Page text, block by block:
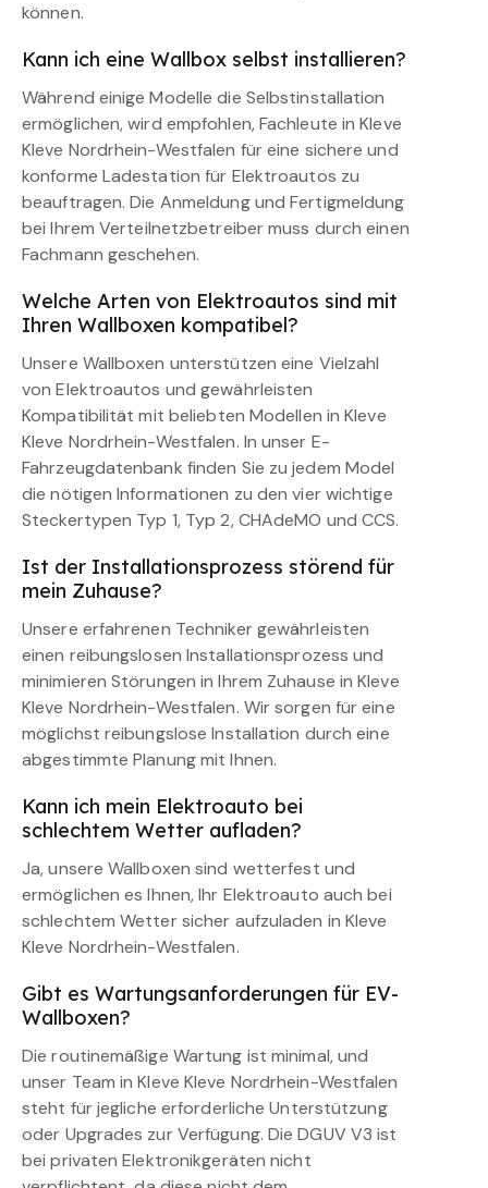
können.
Kann ich eine Wallbox selbst installieren?
Während einige Modelle die Selbstinstallation
ermöglichen, wird empfohlen, Fachleute in Kleve
Kleve Nordrhein-Westfalen für eine sichere und
konforme Ladestation für Elektroautos zu
beauftragen. Die Anmeldung und Fertigmeldung
bei Ihrem Verteilnetzbetreiber muss durch einen
Fachmann geschehen.
Welche Arten von Elektroautos sind mit
Ihren Wallboxen kompatibel?
Unsere Wallboxen unterstützen eine Vielzahl
von Elektroautos und gewährleisten
Kompatibilität mit beliebten Modellen in Kleve
Kleve Nordrhein-Westfalen. In unser E-
Fahrzeugdatenbank finden Sie zu jedem Model
die nötigen Informationen zu den vier wichtige
Steckertypen Typ 1, Typ 2, CHAdeMO und CCS.
Ist der Installationsprozess störend für
mein Zuhause?
Unsere erfahrenen Techniker gewährleisten
einen reibungslosen Installationsprozess und
minimieren Störungen in Ihrem Zuhause in Kleve
Kleve Nordrhein-Westfalen. Wir sorgen für eine
möglichst reibungslose Installation durch eine
abgestimmte Planung mit Ihnen.
Kann ich mein Elektroauto bei
schlechtem Wetter aufladen?
Ja, unsere Wallboxen sind wetterfest und
ermöglichen es Ihnen, Ihr Elektroauto auch bei
schlechtem Wetter sicher aufzuladen in Kleve
Kleve Nordrhein-Westfalen.
Gibt es Wartungsanforderungen für EV-
Wallboxen?
Die routinemäßige Wartung ist minimal, und
unser Team in Kleve Kleve Nordrhein-Westfalen
steht für jegliche erforderliche Unterstützung
oder Upgrades zur Verfügung. Die DGUV V3 ist
bei privaten Elektronikgeräten nicht